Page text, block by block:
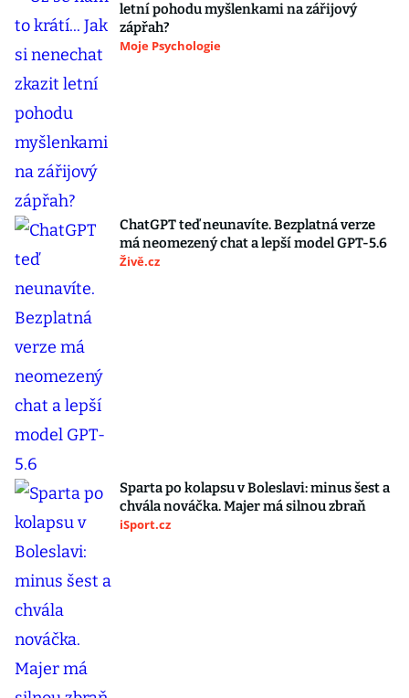
letní pohodu myšlenkami na zářijový
zápřah?
Moje Psychologie
ChatGPT teď neunavíte. Bezplatná verze
má neomezený chat a lepší model GPT-5.6
Živě.cz
Sparta po kolapsu v Boleslavi: minus šest a
chvála nováčka. Majer má silnou zbraň
iSport.cz